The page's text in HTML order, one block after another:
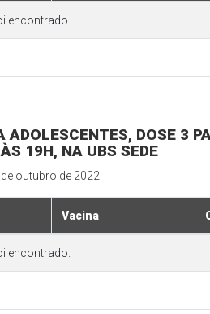
encontrado.
ADOLESCENTES, DOSE 3
19H, NA UBS SEDE
de outubro de 2022
Vacina
encontrado.